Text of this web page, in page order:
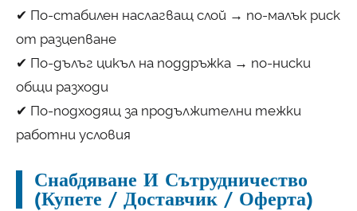
✔ По-стабилен наслагващ слой → по-малък риск
от разцепване
✔ По-дълъг цикъл на поддръжка → по-ниски
общи разходи
✔ По-подходящ за продължителни тежки
работни условия
Снабдяване И Сътрудничество
(Купете / Доставчик / Оферта)